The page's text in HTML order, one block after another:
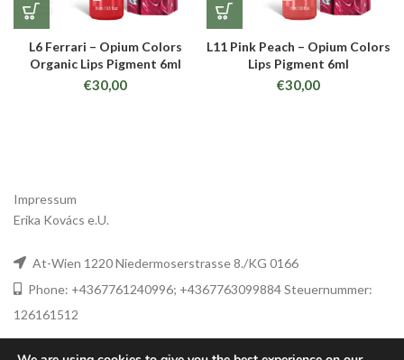
L6 Ferrari – Opium Colors
Organic Lips Pigment 6ml
€30,00
L11 Pink Peach – Opium Colors
Lips Pigment 6ml
€30,00
Impressum
Erika Kovács e.U.
At-Wien 1220 Niedermoserstrasse 8./KG 0166
Phone: +4367761240996; +4367763099884 Steuernummer:
126161512